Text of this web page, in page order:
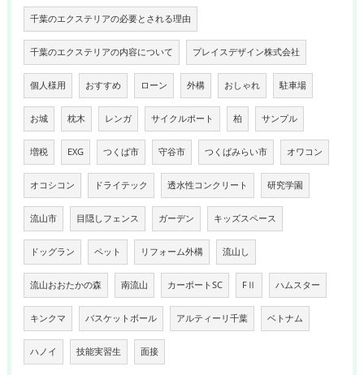
千葉のエクステリアの必要とされる理由
千葉のエクステリアの内容について プレイスデザイン株式会社
個人様用 おすすめ ローン 外構 おしゃれ 駐車場
お城 枕木 レンガ サイクルポート 柏 サンプル
増税 EXG つくば市 守谷市 つくばみらい市 オワコン
オコシコン ドライテック 透水性コンクリート 研究学園
流山市 目隠しフェンス ガーデン キッズスペース
ドッグラン ペット リフォーム外構 流山し
流山おおたかの森 南流山 カーポートSC FⅡ ハムスター
キンクマ バスケットボール アルティーリ千葉 ベトナム
ハノイ 技能実習生 面接